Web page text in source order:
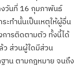
วันที่ 16 กุมภาพันธ์
ะทำนั้นเป็นเหตุให้ผู้อื่น
การติดตามตัว ทั้งนี้ได้
ว ส่วนผู้ใดมีส่วน
าน ตามกฎหมาย จนถึง